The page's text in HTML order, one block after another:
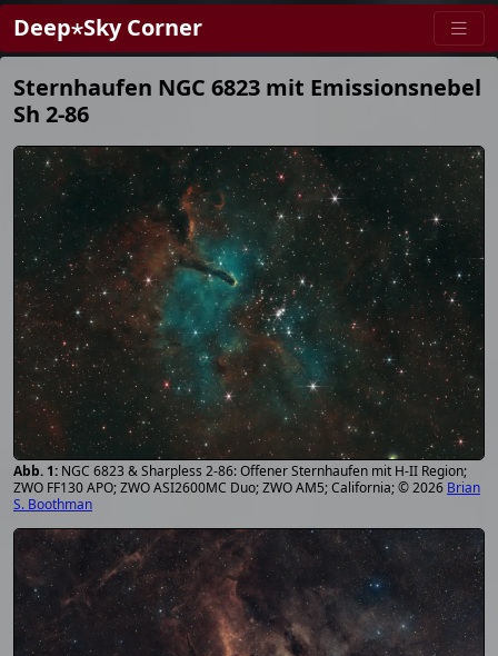
Deep⋆Sky Corner
Sternhaufen NGC 6823 mit Emissionsnebel
Sh 2-86
NGC 6823 & Sharpless 2-86: Offener Sternhaufen mit H-II Region;
ZWO FF130 APO; ZWO ASI2600MC Duo; ZWO AM5; California; © 2026 Brian
S. Boothman